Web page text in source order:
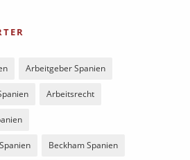
Arbeitgeber Spanien
Arbeitsrecht
Beckham Spanien